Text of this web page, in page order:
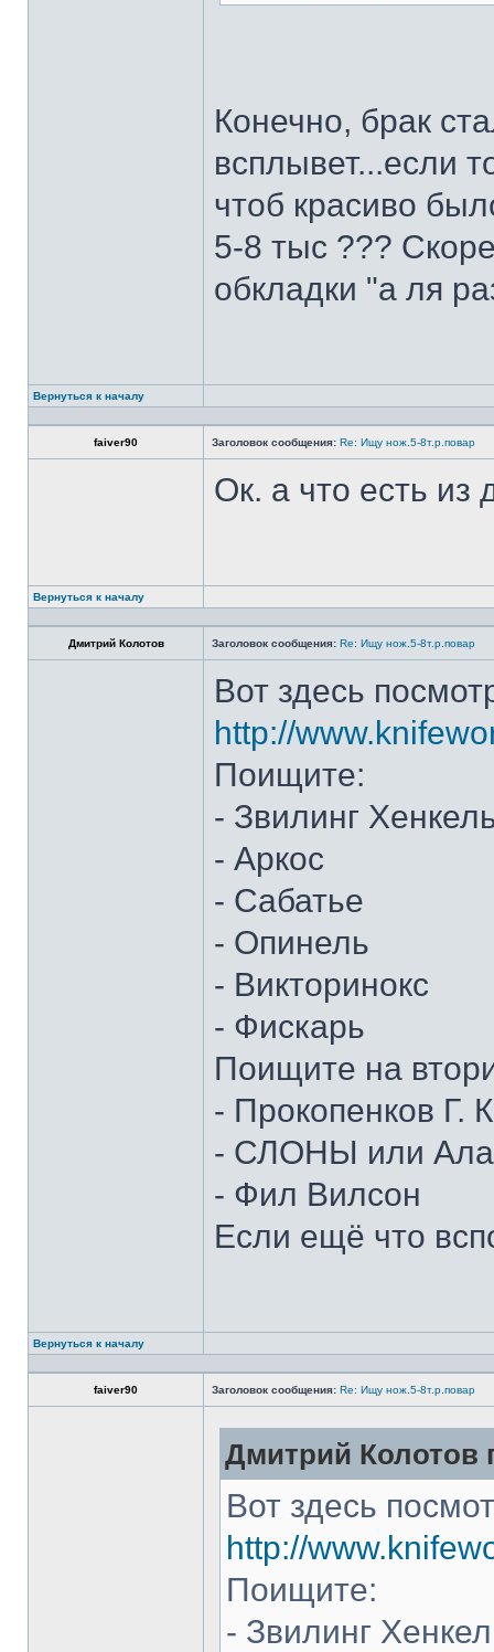
Конечно, брак
всплывет...если
чтоб красиво
5-8 тыс ???
обкладки "а ля
Вернуться к началу
faiver90 Заголовок сообщения: Re: Ищу нож.5-8т.р.повар
Ок. а что есть из
Вернуться к началу
Дмитрий Колотов Заголовок сообщения: Re: Ищу нож.5-8т.р.повар
Вот здесь
http://
Поищите:
- Звилинг
- Аркос
- Сабатье
- Опинель
- Викторинокс
- Фискарь
Поищите на
- Прокопенков Г.
- СЛОНЫ или
- Фил Вилсон
Если ещё что
Вернуться к началу
faiver90 Заголовок сообщения: Re: Ищу нож.5-8т.р.повар
Дмитрий Колотов
Вот здесь
http://
Поищите:
- Звилинг